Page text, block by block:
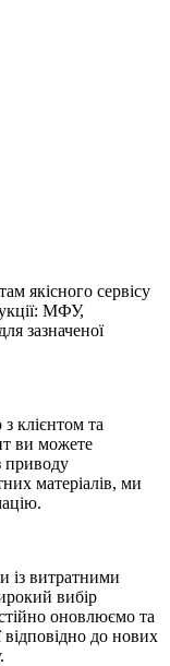
якісного сервісу
МФУ,
зазначеної
клієнтом та
ви можете
приводу
матеріалів, ми
із витратними
вибір
оновлюємо та
до нових